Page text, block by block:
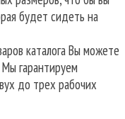
будет сидеть на
каталога Вы можете
гарантируем
до трех рабочих